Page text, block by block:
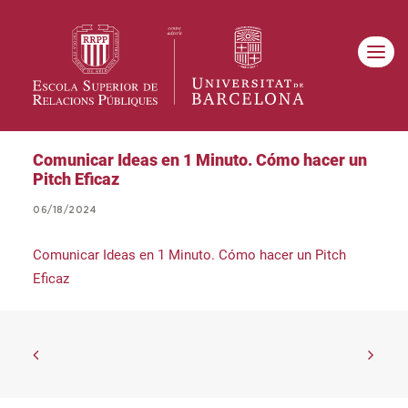
Comunicar Ideas en 1 Minuto. Cómo hacer un
Pitch Eficaz
06/18/2024
Comunicar Ideas en 1 Minuto. Cómo hacer un Pitch
Eficaz